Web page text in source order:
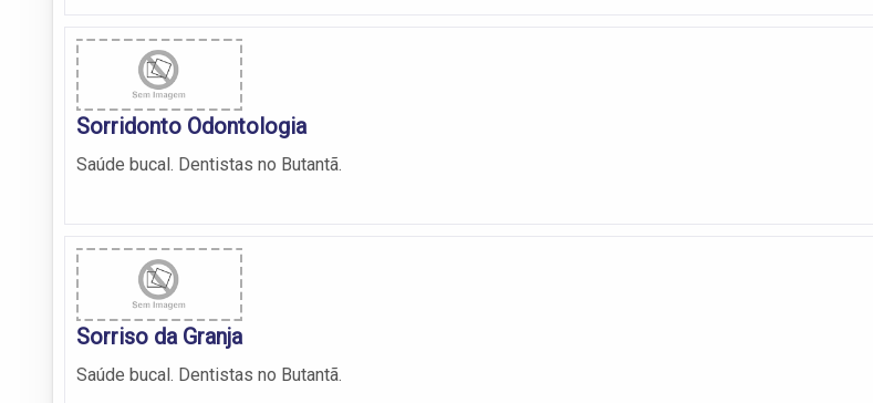
Sorridonto Odontologia
Saúde bucal. Dentistas no Butantã.
Sorriso da Granja
Saúde bucal. Dentistas no Butantã.